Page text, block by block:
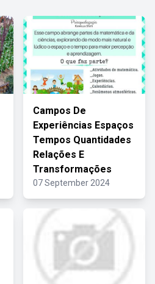
Campos De
Experiências Espaços
Tempos Quantidades
Relações E
Transformações
07 September 2024